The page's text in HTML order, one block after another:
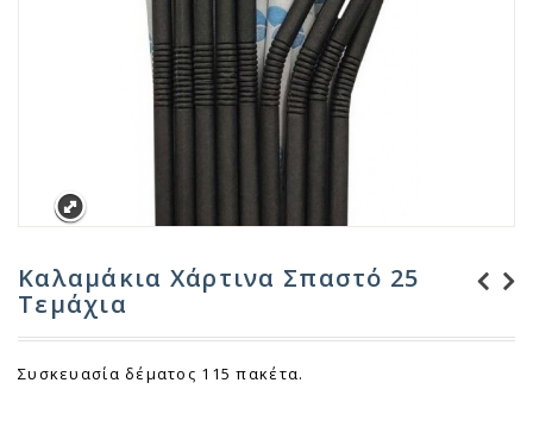
Καλαμάκια Χάρτινα Σπαστό 25
Τεμάχια
Συσκευασία δέματος 115 πακέτα.